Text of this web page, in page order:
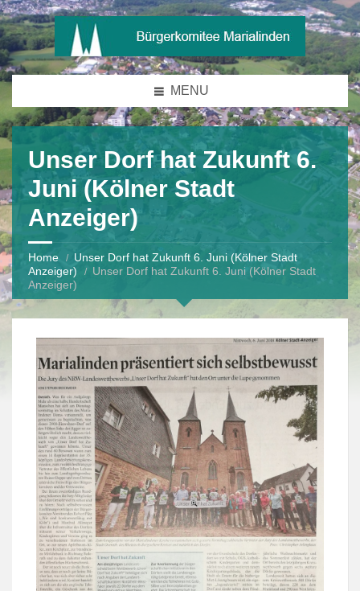
MENU
Unser Dorf hat Zukunft 6.
Juni (Kölner Stadt
Anzeiger)
Home
Unser Dorf hat Zukunft 6. Juni (Kölner Stadt
Anzeiger)
Unser Dorf hat Zukunft 6. Juni (Kölner Stadt
Anzeiger)